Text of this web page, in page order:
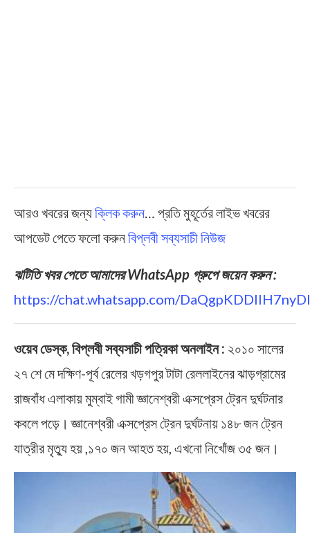
আরও খবরের জন্যক্লিক করুন… প্রতি মুহূর্তের লাইভ খবরের
আপডেট পেতে ফলো করুনবিপ্লবী সব্যসাচী নিউজ
ঝটিতি খবর পেতে আমাদের WhatsApp গ্রুপে জয়েন করুন :
https://chat.whatsapp.com/
ওয়েব ডেস্ক, বিপ্লবী সব্যসাচী পত্রিকা অনলাইন : ২০১০ সালের
২৭ শে মে দক্ষিণ-পূর্ব রেলের খড়গপুর টাটা রেললাইনের ঝাড়গ্রামের
রাজবাঁধ এলাকায় মুম্বাই গামী জ্ঞানেশ্বরী এক্সপ্রেস ট্রেন দুর্ঘটনার
কবলে পড়ে। জ্ঞানেশ্বরী এক্সপ্রেস ট্রেন দুর্ঘটনায় ১৪৮ জন ট্রেন
যাত্রীর মৃত্যু হয় ,১৭০ জন আহত হয়, এখনো নিখোঁজ ৩৫ জন।